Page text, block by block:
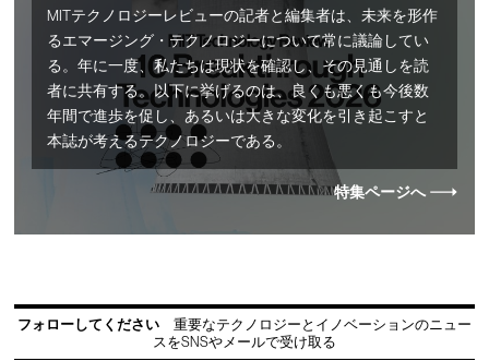
MITテクノロジーレビューの記者と編集者は、未来を形作
るエマージング・テクノロジーについて常に議論してい
る。年に一度、私たちは現状を確認し、その見通しを読
者に共有する。以下に挙げるのは、良くも悪くも今後数
年間で進歩を促し、あるいは大きな変化を引き起こすと
本誌が考えるテクノロジーである。
特集ページへ
フォローしてください
重要なテクノロジーとイノベーションのニュー
スをSNSやメールで受け取る